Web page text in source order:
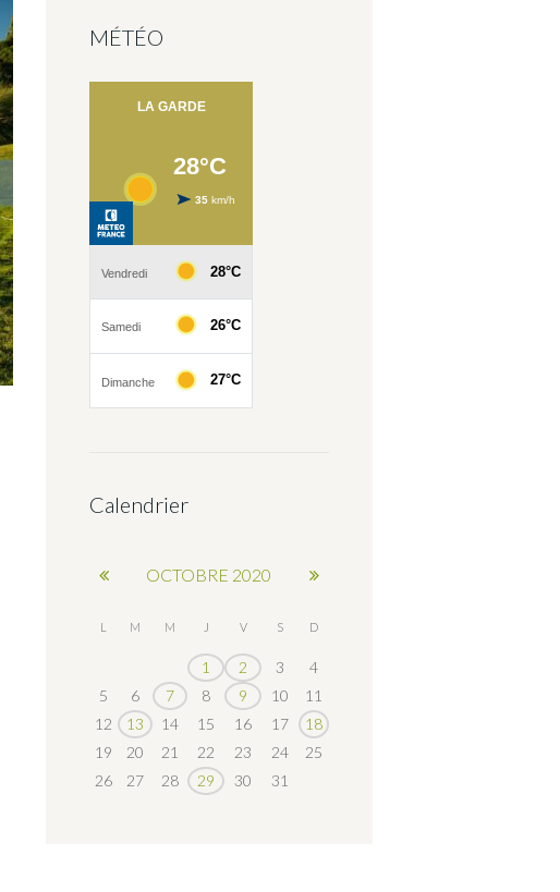
MÉTÉO
Calendrier
OCTOBRE 2020
L M M J V S D
1 2 3
4
5
6 7 8 9 10
11
12
13 14 15 16 17
18
19
20 21 22 23 24
25
26
27 28 29 30 31